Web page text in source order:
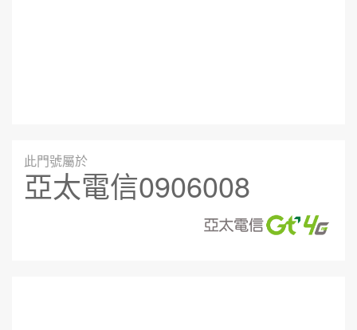
此門號屬於
亞太電信0906008